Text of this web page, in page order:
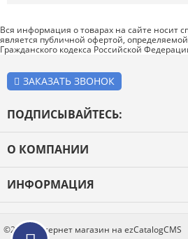
Доставка. Как был упакован товар?
оговоренный срок?
Товар . Качественный? Какие его плюсы и
Вся информация о товарах на сайте носит
является публичной офертой,
Гражданского кодекса Российской
ЗАКАЗАТЬ ЗВОНОК
ПОДПИСЫВАЙТЕСЬ:
О КОМПАНИИ
Новости
ИНФОРМАЦИЯ
Каталог товаров
Блог
©2026 Интернет магазин на ezCatalogCMS